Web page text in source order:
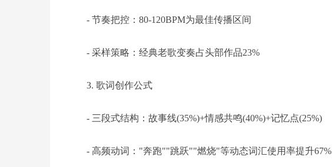
- 节奏把控：80-120BPM为最佳传播区间
- 采样策略：经典老歌变奏占头部作品23%
3. 歌词创作公式
- 三段式结构：故事线(35%)+情感共鸣(40%)+记忆点(25%)
- 高频动词："奔跑""跳跃""燃烧"等动态词汇使用率提升67%